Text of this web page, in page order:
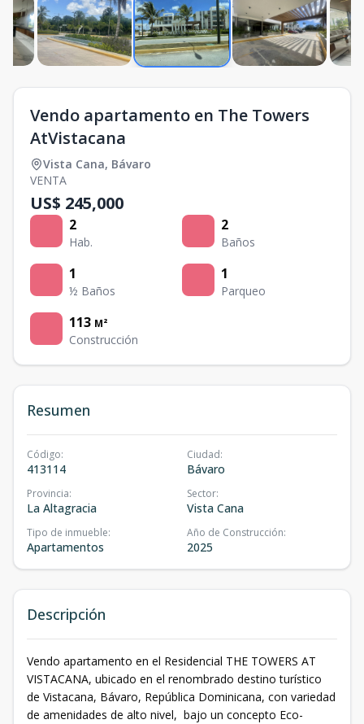
Vendo apartamento en The Towers
AtVistacana
Vista Cana, Bávaro
VENTA
US$ 245,000
2
Hab.
2
Baños
1
½ Baños
1
Parqueo
113 M²
Construcción
Resumen
Código:
413114
Ciudad:
Bávaro
Provincia:
La Altagracia
Sector:
Vista Cana
Tipo de inmueble:
Apartamentos
Año de Construcción:
2025
Descripción
Vendo apartamento en el Residencial THE TOWERS AT
VISTACANA, ubicado en el renombrado destino turístico
de Vistacana, Bávaro, República Dominicana, con variedad
de amenidades de alto nivel, bajo un concepto Eco-